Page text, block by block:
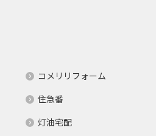
コメリリフォーム
住急番
灯油宅配